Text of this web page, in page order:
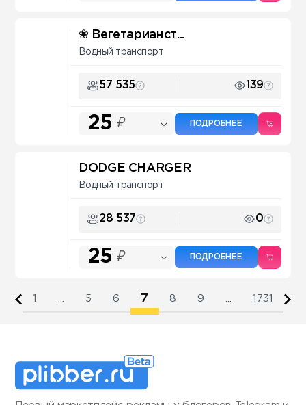
❀ Вегетарианст...
Водный транспорт
57 535 139
25 ₽ ПОДРОБНЕЕ
DODGE CHARGER
Водный транспорт
28 537 0
25 ₽ ПОДРОБНЕЕ
5 6 7 8 9 1731